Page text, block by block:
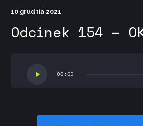
10 grudnia 2021
Odcinek 154 –
plików
00:00